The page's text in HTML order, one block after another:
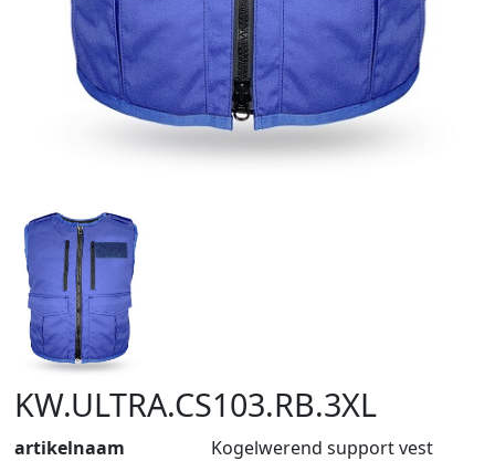
KW.ULTRA.CS103.RB.3XL
artikelnaam
Kogelwerend support vest